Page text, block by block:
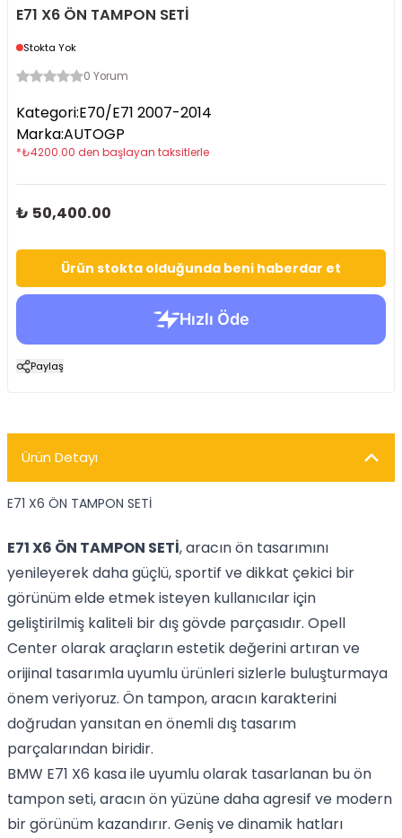
E71 X6 ÖN TAMPON SETİ
Stokta Yok
0 Yorum
Kategori:E70/E71 2007-2014
Marka:AUTOGP
*₺4200.00 den başlayan taksitlerle
₺ 50,400.00
Ürün stokta olduğunda beni haberdar et
Paylaş
Ürün Detayı
E71 X6 ÖN TAMPON SETİ
E71 X6 ÖN TAMPON SETİ, aracın ön tasarımını
yenileyerek daha güçlü, sportif ve dikkat çekici bir
görünüm elde etmek isteyen kullanıcılar için
geliştirilmiş kaliteli bir dış gövde parçasıdır. Opell
Center olarak araçların estetik değerini artıran ve
orijinal tasarımla uyumlu ürünleri sizlerle buluşturmaya
önem veriyoruz. Ön tampon, aracın karakterini
doğrudan yansıtan en önemli dış tasarım
parçalarından biridir.
BMW E71 X6 kasa ile uyumlu olarak tasarlanan bu ön
tampon seti, aracın ön yüzüne daha agresif ve modern
bir görünüm kazandırır. Geniş ve dinamik hatları